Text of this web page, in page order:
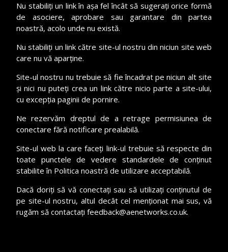
Nu stabiliți un link în așa fel încât să sugerați orice formă
de asociere, aprobare sau garantare din partea
noastră, acolo unde nu există.
Nu stabiliți un link către site-ul nostru din niciun site web
care nu vă aparține.
Site-ul nostru nu trebuie să fie încadrat pe niciun alt site
și nici nu puteți crea un link către nicio parte a site-ului,
cu excepția paginii de pornire.
Ne rezervăm dreptul de a retrage permisiunea de
conectare fără notificare prealabilă.
Site-ul web la care faceți link-ul trebuie să respecte din
toate punctele de vedere standardele de conținut
stabilite în Politica noastră de utilizare acceptabilă.
Dacă doriți să vă conectați sau să utilizați conținutul de
pe site-ul nostru, altul decât cel menționat mai sus, vă
rugăm să contactați feedback@aenetworks.co.uk.